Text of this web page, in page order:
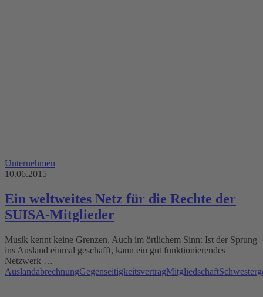
Unternehmen
10.06.2015
Ein weltweites Netz für die Rechte der
SUISA-Mitglieder
Musik kennt keine Grenzen. Auch im örtlichem Sinn: Ist der Sprung
ins Ausland einmal geschafft, kann ein gut funktionierendes
Netzwerk …
AuslandabrechnungGegenseitigkeitsvertragMitgliedschaft